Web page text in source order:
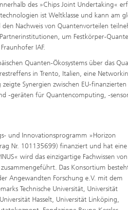
des »Chips Joint Undertaking«
ist Weltklasse und kann am
Nachweis von Quantenvorteilen
um Festkörper-
IAF.
Quanten-Ökosystems über das
in Trento, Italien, eine
Synergien zwischen EU-
-geräten für Quantencomputing, -
und Innovationsprogramm »Horizon
Nr. 101135699) finanziert und hat eine
wird das einzigartige Fachwissen von
Das Konsortium
Angewandten Forschung e.V. mit dem
Technische Universität, Universität
Hasselt, Universität Linköping,